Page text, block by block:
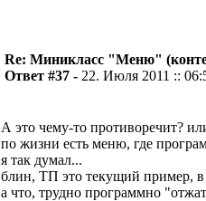
Re: Миникласс "Меню"
Ответ #37 - 22. Июля 2011 ::
А это чему-то противоречит?
по жизни есть меню, где
я так думал...
блин, ТП это текущий пример,
а что, трудно программно